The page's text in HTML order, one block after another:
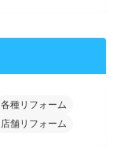
各種リフォーム
店舗リフォーム